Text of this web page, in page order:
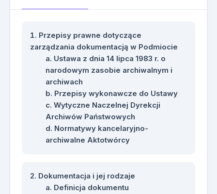
Przepisy prawne dotyczące
zarządzania dokumentacją w Podmiocie
Ustawa z dnia 14 lipca 1983 r. o
narodowym zasobie archiwalnym i
archiwach
Przepisy wykonawcze do Ustawy
Wytyczne Naczelnej Dyrekcji
Archiwów Państwowych
Normatywy kancelaryjno-
archiwalne Aktotwórcy
Dokumentacja i jej rodzaje
Definicja dokumentu